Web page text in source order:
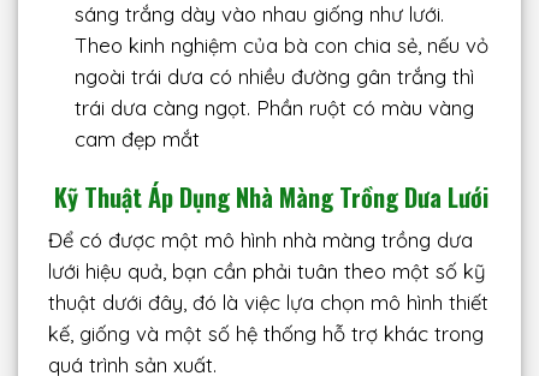
sáng trắng dày vào nhau giống như lưới.
Theo kinh nghiệm của bà con chia sẻ, nếu vỏ
ngoài trái dưa có nhiều đường gân trắng thì
trái dưa càng ngọt. Phần ruột có màu vàng
cam đẹp mắt
Kỹ Thuật Áp Dụng Nhà Màng Trồng Dưa Lưới
Để có được một mô hình nhà màng trồng dưa
lưới hiệu quả, bạn cần phải tuân theo một số kỹ
thuật dưới đây, đó là việc lựa chọn mô hình thiết
kế, giống và một số hệ thống hỗ trợ khác trong
quá trình sản xuất.